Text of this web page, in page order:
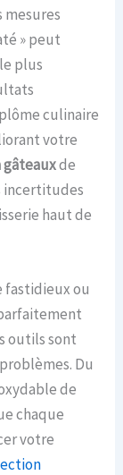
mesures
» peut
plus
culinaire
votre
gâteauxde
incertitudes
haut de
fastidieux ou
outils sont
Du
de
chaque
votre